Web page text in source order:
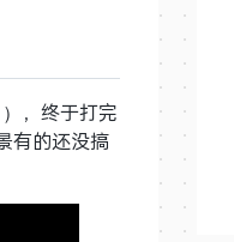
，终于打完
有的还没搞